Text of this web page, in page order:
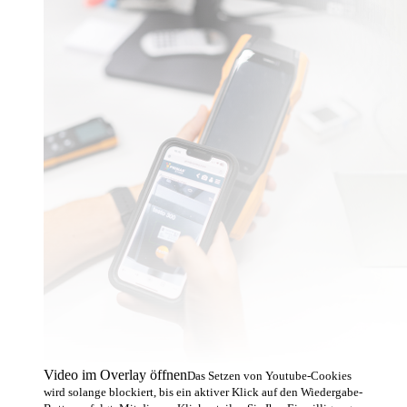
Video im Overlay öffnenDas Setzen von Youtube-Cookies
wird solange blockiert, bis ein aktiver Klick auf den Wiedergabe-